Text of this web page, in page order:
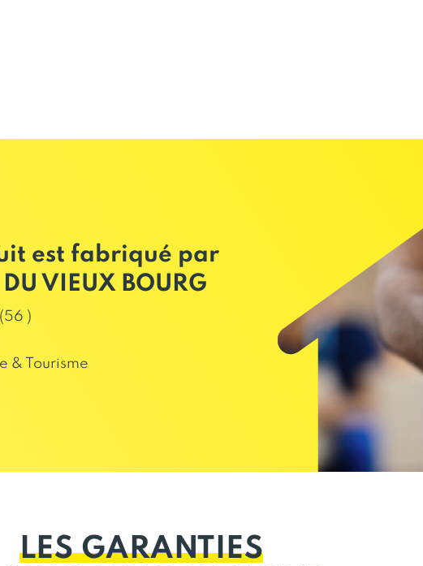
est fabriqué par
VIEUX BOURG
)
& Tourisme
LES GARANTIES